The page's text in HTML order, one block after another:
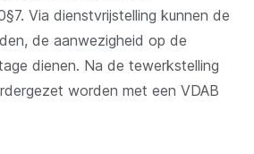
Via dienstvrijstelling kunnen de
de aanwezigheid op de
dienen. Na de tewerkstelling
worden met een VDAB